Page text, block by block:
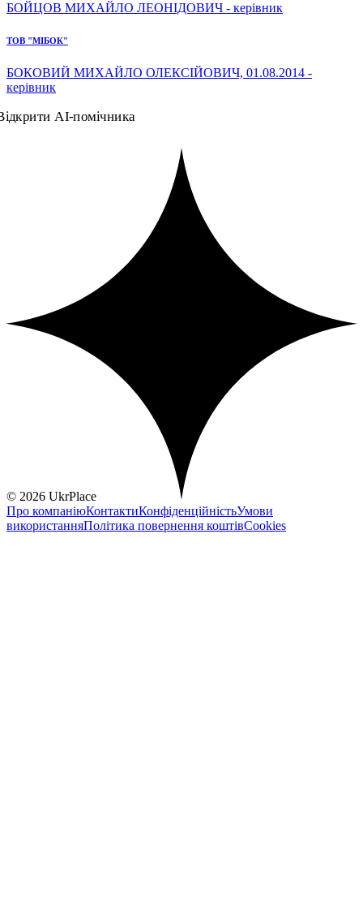
БОЙЦОВ МИХАЙЛО ЛЕОНІДОВИЧ - керівник
ТОВ "МІБОК"
БОКОВИЙ МИХАЙЛО ОЛЕКСІЙОВИЧ, 01.08.2014 -
керівник
AI-помічника
© 2026 UkrPlace
Про компаніюКонтактиКонфіденційністьУмови
використанняПолітика повернення коштівCookies